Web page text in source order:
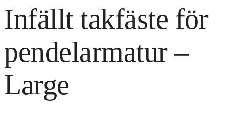
Infällt takfäste för
pendelarmatur –
Large